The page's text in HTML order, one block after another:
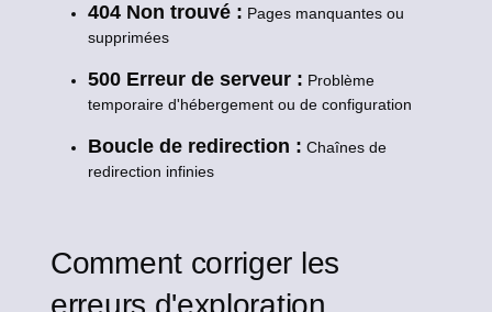
404 Non trouvé : Pages manquantes ou
supprimées
500 Erreur de serveur : Problème
temporaire d'hébergement ou de configuration
Boucle de redirection : Chaînes de
redirection infinies
Comment corriger les
erreurs d'exploration